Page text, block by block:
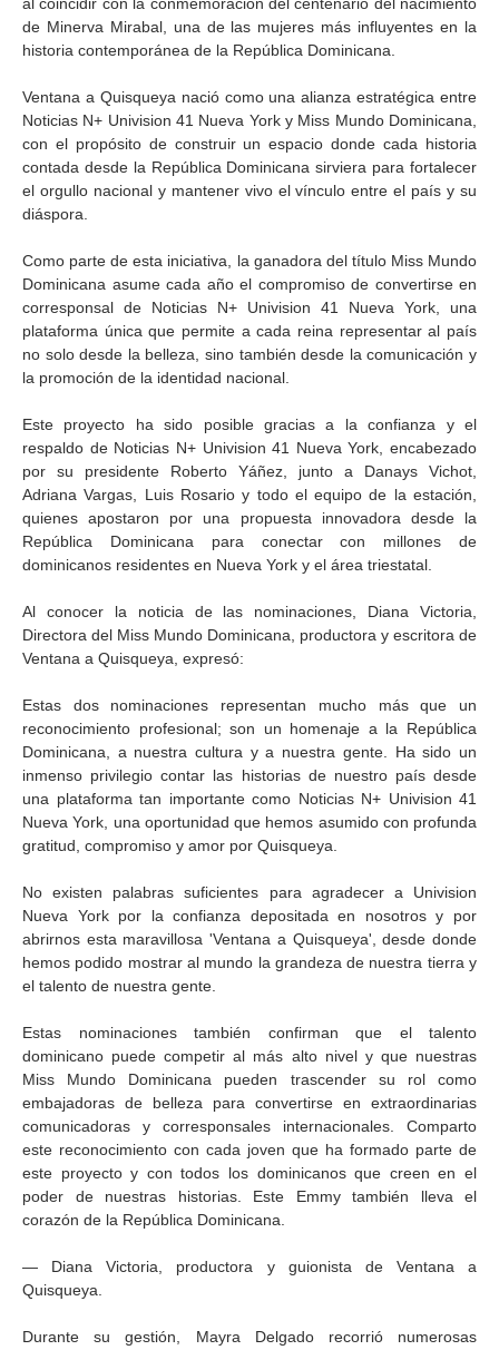
de Minerva Mirabal, una de las mujeres más influyentes en la
historia contemporánea de la República Dominicana.
Ventana a Quisqueya nació como una alianza estratégica entre
Noticias N+ Univision 41 Nueva York y Miss Mundo Dominicana,
con el propósito de construir un espacio donde cada historia
contada desde la República Dominicana sirviera para fortalecer
el orgullo nacional y mantener vivo el vínculo entre el país y su
diáspora.
Como parte de esta iniciativa, la ganadora del título Miss Mundo
Dominicana asume cada año el compromiso de convertirse en
corresponsal de Noticias N+ Univision 41 Nueva York, una
plataforma única que permite a cada reina representar al país
no solo desde la belleza, sino también desde la comunicación y
la promoción de la identidad nacional.
Este proyecto ha sido posible gracias a la confianza y el
respaldo de Noticias N+ Univision 41 Nueva York, encabezado
por su presidente Roberto Yáñez, junto a Danays Vichot,
Adriana Vargas, Luis Rosario y todo el equipo de la estación,
quienes apostaron por una propuesta innovadora desde la
República Dominicana para conectar con millones de
dominicanos residentes en Nueva York y el área triestatal.
Al conocer la noticia de las nominaciones, Diana Victoria,
Directora del Miss Mundo Dominicana, productora y escritora de
Ventana a Quisqueya, expresó:
Estas dos nominaciones representan mucho más que un
reconocimiento profesional; son un homenaje a la República
Dominicana, a nuestra cultura y a nuestra gente. Ha sido un
inmenso privilegio contar las historias de nuestro país desde
una plataforma tan importante como Noticias N+ Univision 41
Nueva York, una oportunidad que hemos asumido con profunda
gratitud, compromiso y amor por Quisqueya.
No existen palabras suficientes para agradecer a Univision
Nueva York por la confianza depositada en nosotros y por
abrirnos esta maravillosa 'Ventana a Quisqueya', desde donde
hemos podido mostrar al mundo la grandeza de nuestra tierra y
el talento de nuestra gente.
Estas nominaciones también confirman que el talento
dominicano puede competir al más alto nivel y que nuestras
Miss Mundo Dominicana pueden trascender su rol como
embajadoras de belleza para convertirse en extraordinarias
comunicadoras y corresponsales internacionales. Comparto
este reconocimiento con cada joven que ha formado parte de
este proyecto y con todos los dominicanos que creen en el
poder de nuestras historias. Este Emmy también lleva el
corazón de la República Dominicana.
— Diana Victoria, productora y guionista de Ventana a
Quisqueya.
Durante su gestión, Mayra Delgado recorrió numerosas